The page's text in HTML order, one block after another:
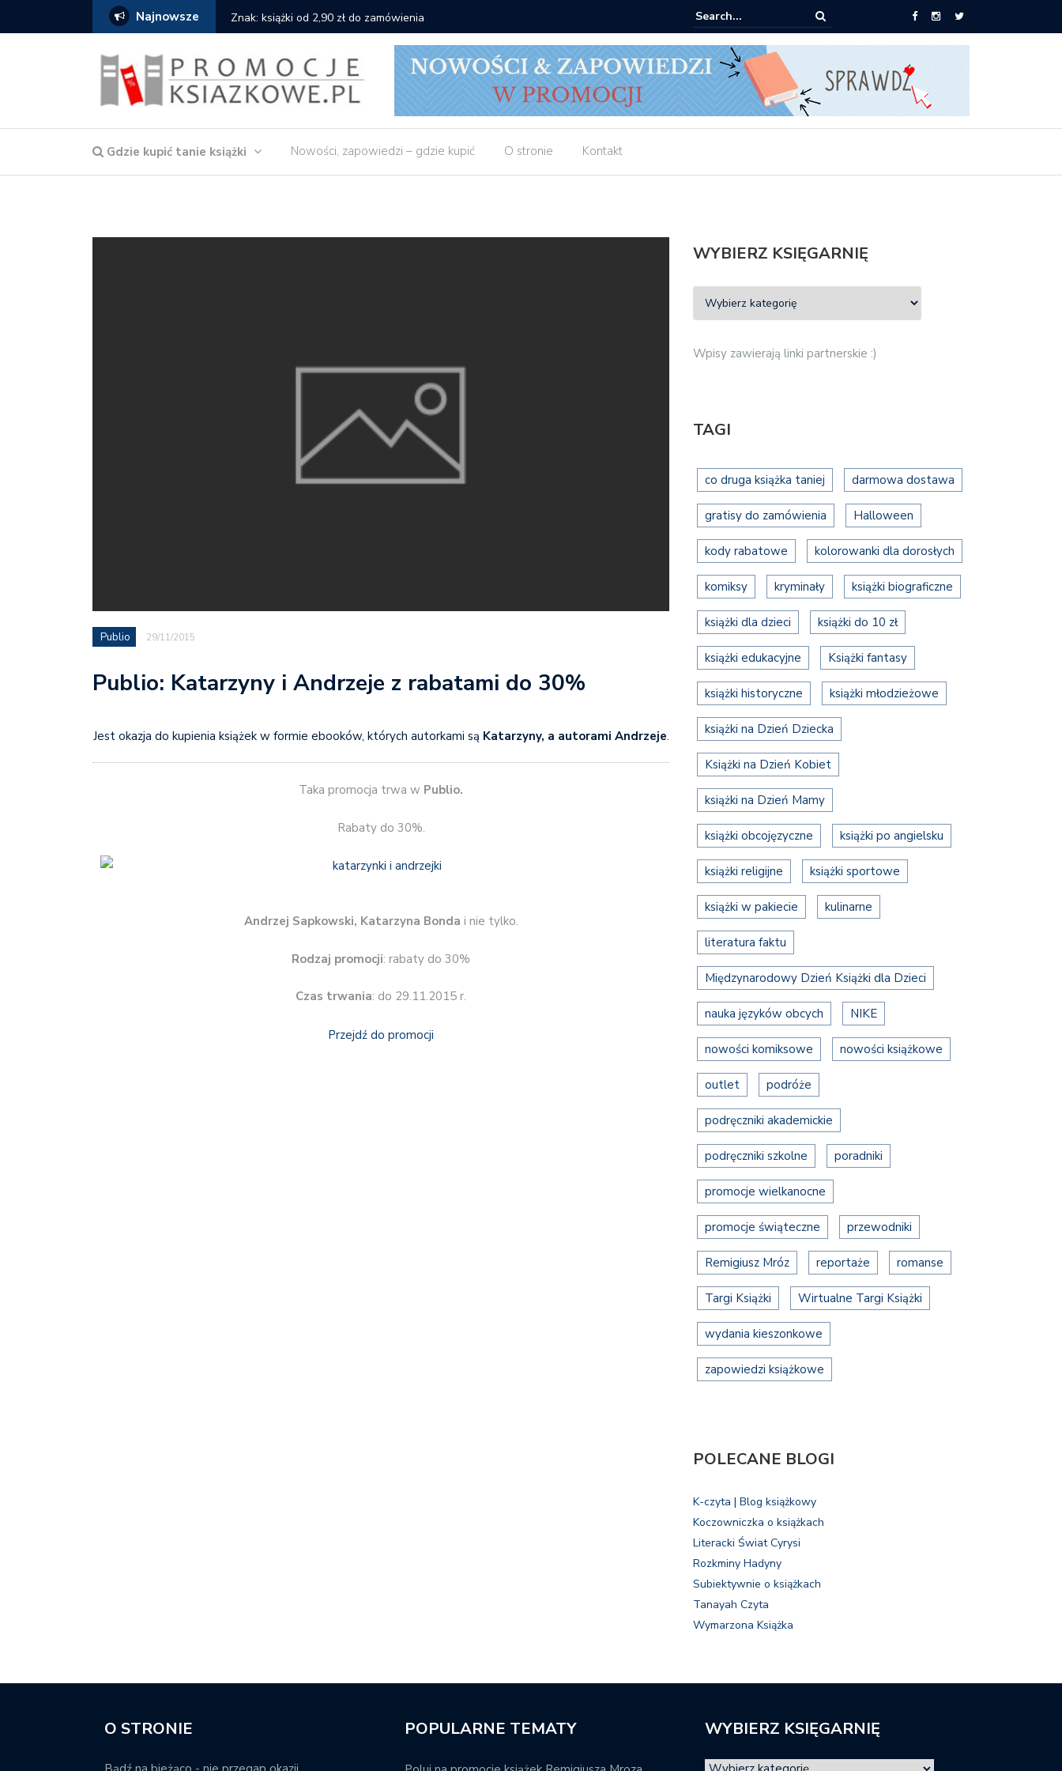
Najnowsze Znak: książki od 2,90 zł do zamówienia Matras: 10 książek za 69 zł
Gdzie kupić tanie książki Nowości, zapowiedzi – gdzie kupić O stronie Kontakt
Publio 29/11/2015
Publio: Katarzyny i Andrzeje z rabatami do 30%
Jest okazja do kupienia książek w formie ebooków, których autorkami są Katarzyny, a autorami Andrzeje.
Taka promocja trwa w Publio.
Rabaty do 30%.
Andrzej Sapkowski, Katarzyna Bonda i nie tylko.
Rodzaj promocji: rabaty do 30%
Czas trwania: do 29.11.2015 r.
Przejdź do promocji
WYBIERZ KSIĘGARNIĘ
Wpisy zawierają linki partnerskie :)
TAGI
co druga książka taniej darmowa dostawa
gratisy do zamówienia Halloween
kody rabatowe kolorowanki dla dorosłych
komiksy kryminały książki biograficzne
książki dla dzieci książki do 10 zł
książki edukacyjne Książki fantasy
książki historyczne książki młodzieżowe
książki na Dzień Dziecka
Książki na Dzień Kobiet
książki na Dzień Mamy
książki obcojęzyczne książki po angielsku
książki religijne książki sportowe
książki w pakiecie kulinarne
literatura faktu
Międzynarodowy Dzień Książki dla Dzieci
nauka języków obcych NIKE
nowości komiksowe nowości książkowe
outlet podróże
podręczniki akademickie
podręczniki szkolne poradniki
promocje wielkanocne
promocje świąteczne przewodniki
Remigiusz Mróz reportaże romanse
Targi Książki Wirtualne Targi Książki
wydania kieszonkowe
zapowiedzi książkowe
POLECANE BLOGI
K-czyta | Blog książkowy
Koczowniczka o książkach
Literacki Świat Cyrysi
Rozkminy Hadyny
Subiektywnie o książkach
Tanayah Czyta
Wymarzona Książka
O STRONIE POPULARNE TEMATY WYBIERZ KSIĘGARNIĘ